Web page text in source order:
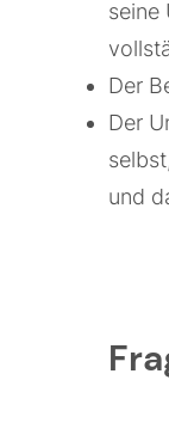
seine
Der
Der
und